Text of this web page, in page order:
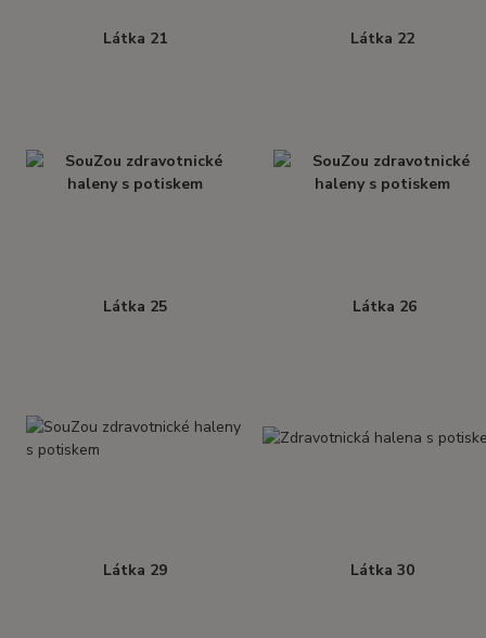
Látka 21 Látka 22
Látka 25 Látka 26
Látka 29 Látka 30